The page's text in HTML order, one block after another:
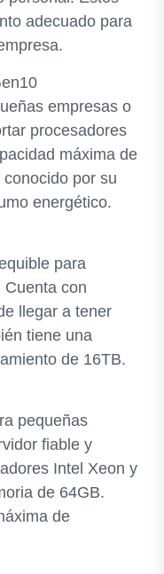
adecuado para
empresas o
procesadores
máxima de
por su
energético.
para
con
llegar a tener
tiene una
de 16TB.
pequeñas
fiable y
Intel Xeon y
de 64GB.
de